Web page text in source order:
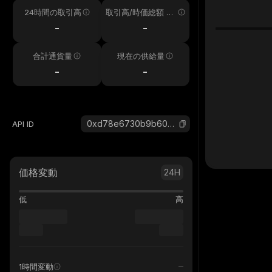
24時間の取引高
-
取引高/時価総額 24
-
合計通貨量
-
現在の供給量
-
API ID 0xd78e6730b9b6009741f21b1f60e66bd27e6963ed_binance_smart
価格変動 24H
低 高
1時間変動